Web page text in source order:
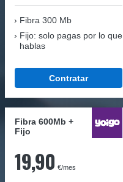
Fibra 300 Mb
Fijo: solo pagas por lo que
hablas
Contratar
Fibra 600Mb +
Fijo
19,90 €/mes